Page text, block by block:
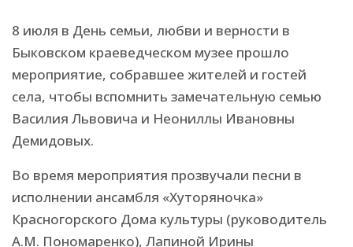
8 июля в День семьи, любви и верности в
Быковском краеведческом музее прошло
мероприятие, собравшее жителей и гостей
села, чтобы вспомнить замечательную семью
Василия Львовича и Неониллы Ивановны
Демидовых.
Во время мероприятия прозвучали песни в
исполнении ансамбля «Хуторяночка»
Красногорского Дома культуры (руководитель
А.М. Пономаренко), Лапиной Ирины